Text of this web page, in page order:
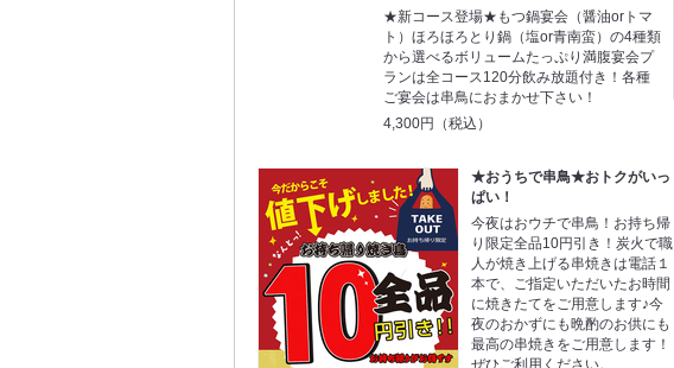
★新コース登場★もつ鍋宴会（醤油orトマ
ト）ほろほろとり鍋（塩or青南蛮）の4種類
から選べるボリュームたっぷり満腹宴会プ
ランは全コース120分飲み放題付き！各種
ご宴会は串鳥におまかせ下さい！
4,300円（税込）
★おうちで串鳥★おトクがいっ
ぱい！
今夜はおウチで串鳥！お持ち帰
り限定全品10円引き！炭火で職
人が焼き上げる串焼きは電話１
本で、ご指定いただいたお時間
に焼きたてをご用意します♪今
夜のおかずにも晩酌のお供にも
最高の串焼きをご用意します！
ぜひご利用ください。